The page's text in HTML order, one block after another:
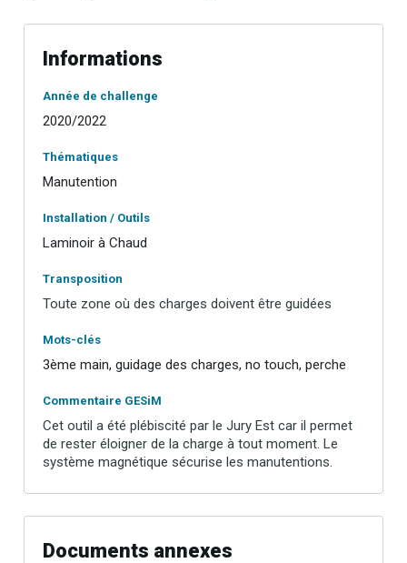
Informations
Année de challenge
2020/2022
Thématiques
Manutention
Installation / Outils
Laminoir à Chaud
Transposition
Toute zone où des charges doivent être guidées
Mots-clés
3ème main, guidage des charges, no touch, perche
Commentaire GESiM
Cet outil a été plébiscité par le Jury Est car il permet
de rester éloigner de la charge à tout moment. Le
système magnétique sécurise les manutentions.
Documents annexes